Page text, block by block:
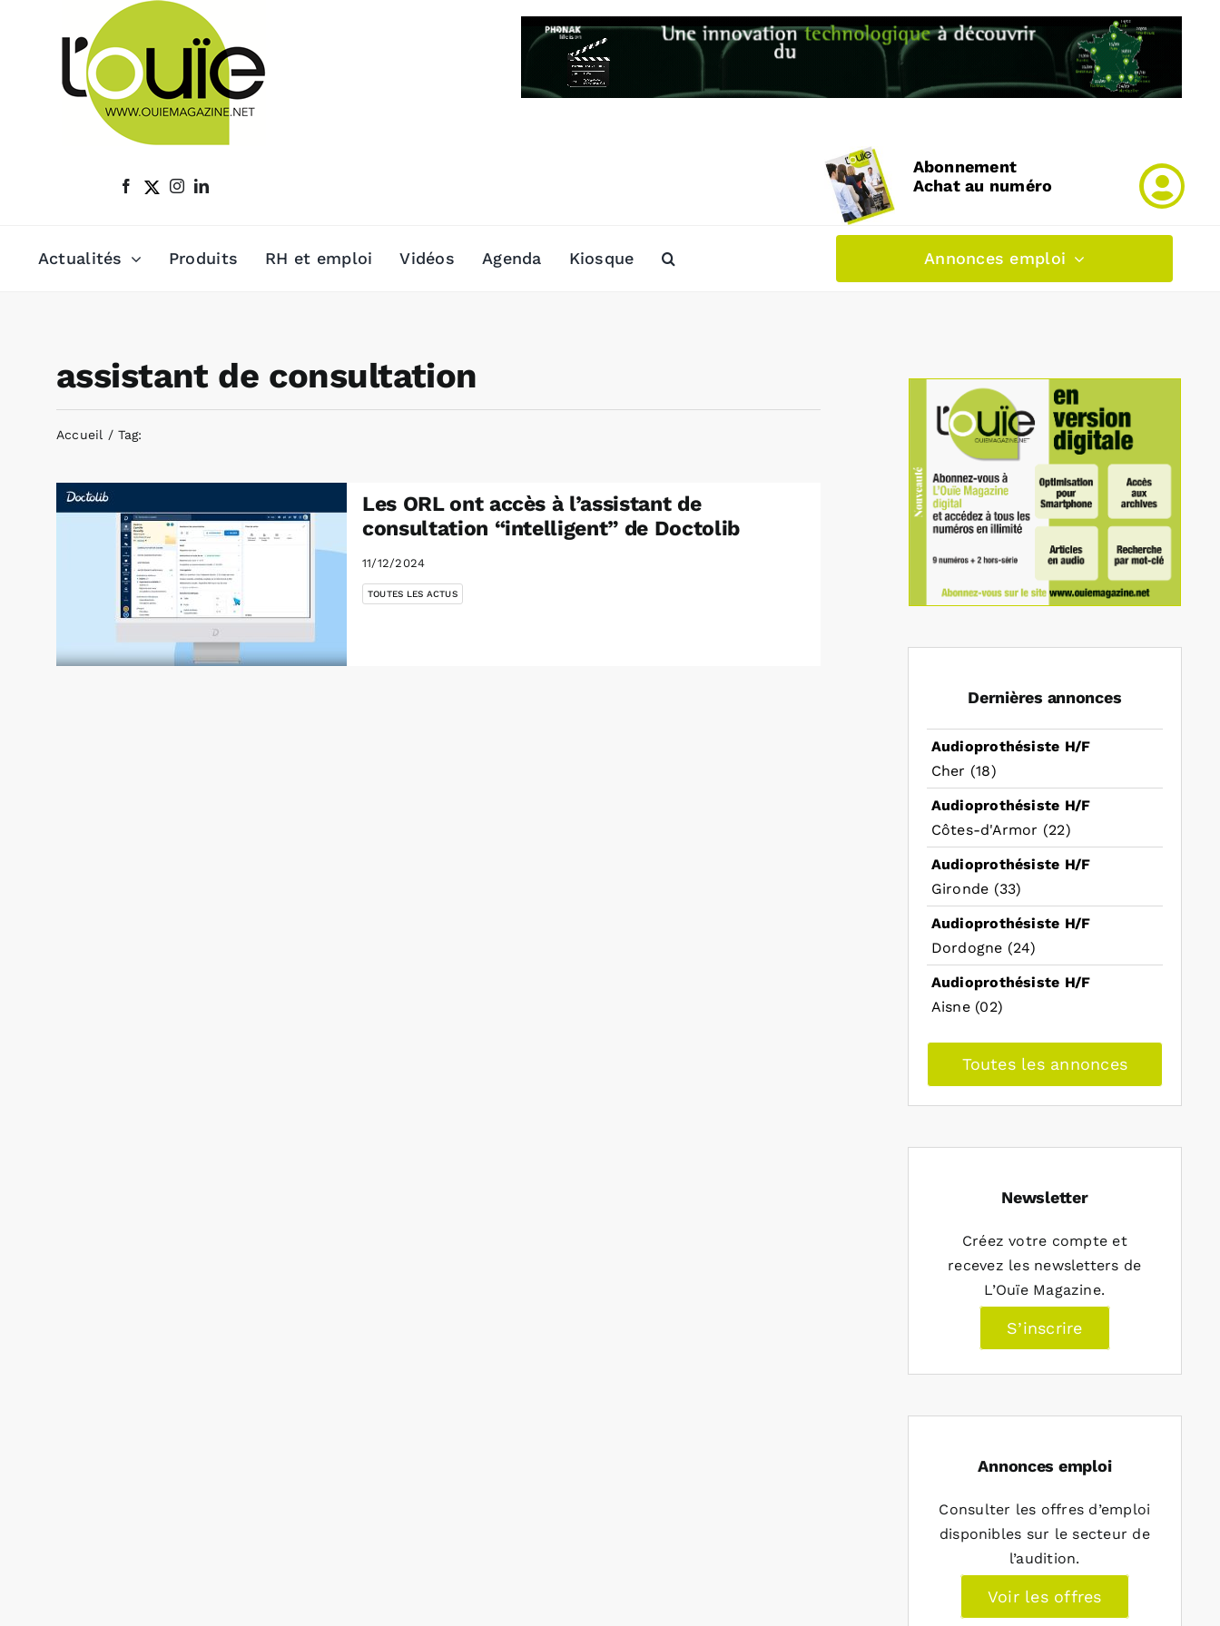
Abonnement
Achat au numéro
Actualités Produits RH et emploi Vidéos Agenda Kiosque Annonces emploi
assistant de consultation
Accueil Tag:
Les ORL ont accès à l’assistant de
consultation “intelligent” de Doctolib
11/12/2024
TOUTES LES ACTUS
Dernières annonces
Audioprothésiste H/F
Cher (18)
Audioprothésiste H/F
Côtes-d'Armor (22)
Audioprothésiste H/F
Gironde (33)
Audioprothésiste H/F
Dordogne (24)
Audioprothésiste H/F
Aisne (02)
Toutes les annonces
Newsletter
Créez votre compte et
recevez les newsletters de
L’Ouïe Magazine.
S’inscrire
Annonces emploi
Consulter les offres d’emploi
disponibles sur le secteur de
l’audition.
Voir les offres